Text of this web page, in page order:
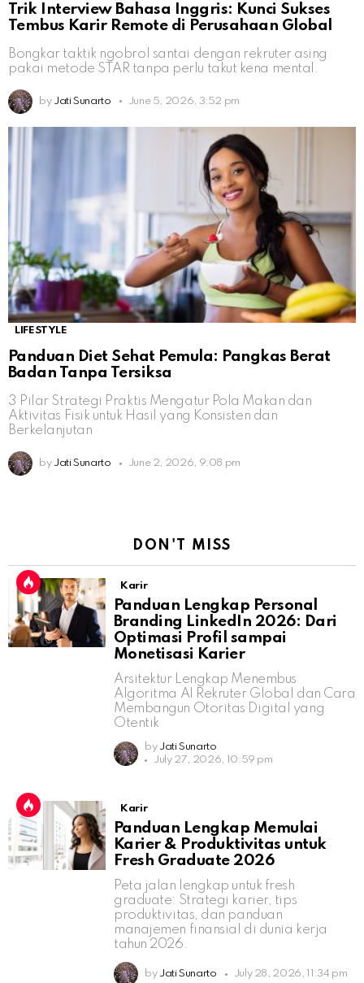
Trik Interview Bahasa Inggris: Kunci Sukses
Tembus Karir Remote di Perusahaan Global
Bongkar taktik ngobrol santai dengan rekruter asing
pakai metode STAR tanpa perlu takut kena mental.
by Jati Sunarto June 5, 2026, 3:52 pm
LIFESTYLE
Panduan Diet Sehat Pemula: Pangkas Berat
Badan Tanpa Tersiksa
3 Pilar Strategi Praktis Mengatur Pola Makan dan
Aktivitas Fisik untuk Hasil yang Konsisten dan
Berkelanjutan
by Jati Sunarto June 2, 2026, 9:08 pm
DON'T MISS
Karir
Panduan Lengkap Personal
Branding LinkedIn 2026: Dari
Optimasi Profil sampai
Monetisasi Karier
Arsitektur Lengkap Menembus
Algoritma AI Rekruter Global dan Cara
Membangun Otoritas Digital yang
Otentik
by Jati Sunarto
July 27, 2026, 10:59 pm
Karir
Panduan Lengkap Memulai
Karier & Produktivitas untuk
Fresh Graduate 2026
Peta jalan lengkap untuk fresh
graduate: Strategi karier, tips
produktivitas, dan panduan
manajemen finansial di dunia kerja
tahun 2026.
by Jati Sunarto July 28, 2026, 11:34 pm